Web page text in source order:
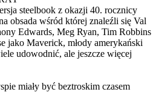
steelbook z okazji 40. rocznicy
obsada wśród której znaleźli się Val
Edwards, Meg Ryan, Tim Robbins
jako Maverick, młody amerykański
udowodnić, ale jeszcze więcej
miały być beztroskim czasem